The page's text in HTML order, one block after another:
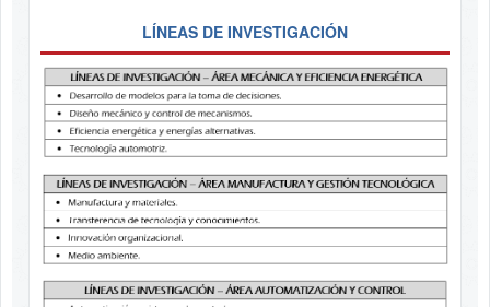
LÍNEAS DE INVESTIGACIÓN